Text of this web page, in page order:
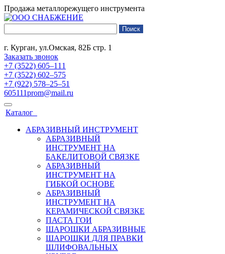
Продажа металлорежущего инструмента
г. Курган, ул.Омская, 82Б стр. 1
Заказать звонок
+7 (3522) 605‒111
+7 (3522) 602‒575
+7 (922) 578‒25‒51
605111prom@mail.ru
Каталог
АБРАЗИВНЫЙ ИНСТРУМЕНТ
АБРАЗИВНЫЙ
ИНСТРУМЕНТ НА
БАКЕЛИТОВОЙ СВЯЗКЕ
АБРАЗИВНЫЙ
ИНСТРУМЕНТ НА
ГИБКОЙ ОСНОВЕ
АБРАЗИВНЫЙ
ИНСТРУМЕНТ НА
КЕРАМИЧЕСКОЙ СВЯЗКЕ
ПАСТА ГОИ
ШАРОШКИ АБРАЗИВНЫЕ
ШАРОШКИ ДЛЯ ПРАВКИ
ШЛИФОВАЛЬНЫХ